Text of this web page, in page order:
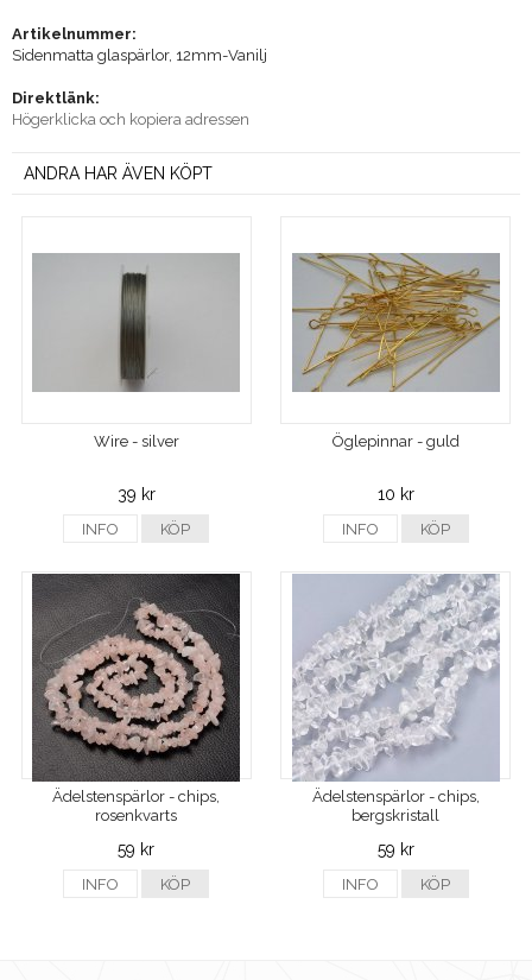
Artikelnummer:
Sidenmatta glaspärlor, 12mm-Vanilj
Direktlänk:
Högerklicka och kopiera adressen
ANDRA HAR ÄVEN KÖPT
Wire - silver
39 kr
INFO KÖP
Öglepinnar - guld
10 kr
INFO KÖP
Ädelstenspärlor - chips,
rosenkvarts
59 kr
INFO KÖP
Ädelstenspärlor - chips,
bergskristall
59 kr
INFO KÖP